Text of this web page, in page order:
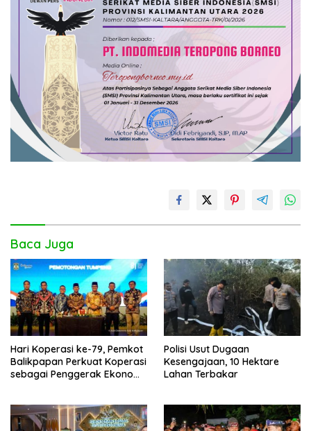
Baca Juga
Hari Koperasi ke-79, Pemkot
Balikpapan Perkuat Koperasi
sebagai Penggerak Ekonomi
Polisi Usut Dugaan
Kesengajaan, 10 Hektare
Lahan Terbakar